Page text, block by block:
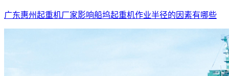
广东惠州起重机厂家影响船坞起重机作业半径的因素有哪些